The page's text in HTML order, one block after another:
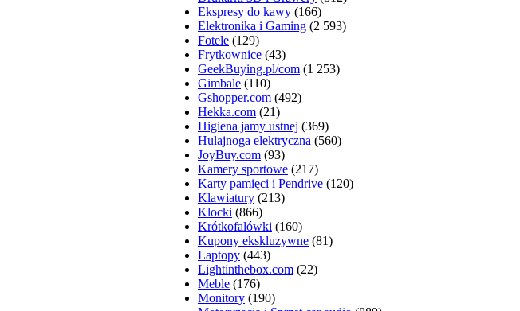
Ekspresy do kawy (166)
Elektronika i Gaming (2 593)
Fotele (129)
Frytkownice (43)
GeekBuying.pl/com (1 253)
Gimbale (110)
Gshopper.com (492)
Hekka.com (21)
Higiena jamy ustnej (369)
Hulajnoga elektryczna (560)
JoyBuy.com (93)
Kamery sportowe (217)
Karty pamięci i Pendrive (120)
Klawiatury (213)
Klocki (866)
Krótkofalówki (160)
Kupony ekskluzywne (81)
Laptopy (443)
Lightinthebox.com (22)
Meble (176)
Monitory (190)